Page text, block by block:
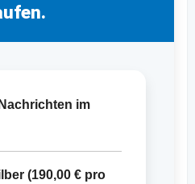
im
(190,00 € pro